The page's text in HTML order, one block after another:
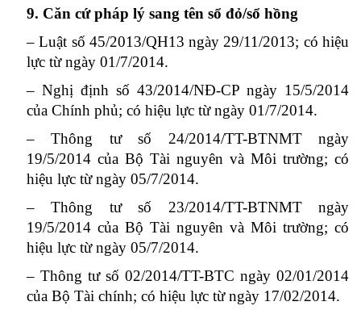
9. Căn cứ pháp lý sang tên sổ đỏ/sổ hồng
– Luật số 45/2013/QH13 ngày 29/11/2013; có hiệu
lực từ ngày 01/7/2014.
– Nghị định số 43/2014/NĐ-CP ngày 15/5/2014
của Chính phủ; có hiệu lực từ ngày 01/7/2014.
– Thông tư số 24/2014/TT-BTNMT ngày
19/5/2014 của Bộ Tài nguyên và Môi trường; có
hiệu lực từ ngày 05/7/2014.
– Thông tư số 23/2014/TT-BTNMT ngày
19/5/2014 của Bộ Tài nguyên và Môi trường; có
hiệu lực từ ngày 05/7/2014.
– Thông tư số 02/2014/TT-BTC ngày 02/01/2014
của Bộ Tài chính; có hiệu lực từ ngày 17/02/2014.